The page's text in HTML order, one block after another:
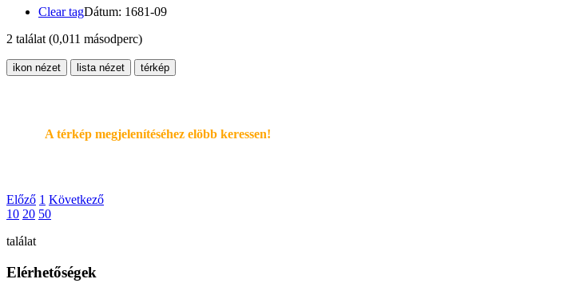
Clear tagDátum: 1681-09
2 találat (0,011 másodperc)
ikon nézet lista nézet térkép
A térkép megjelenítéséhez elöbb keressen!
Előző 1 Következő
10 20 50
találat
Elérhetőségek